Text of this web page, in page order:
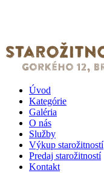
Úvod
Kategórie
Galéria
O nás
Služby
Výkup starožitností
Predaj starožitností
Kontakt